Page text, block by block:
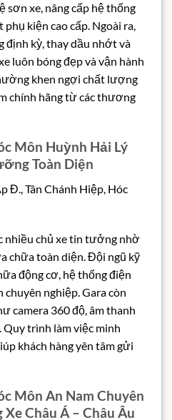
sơn xe, nâng cấp hệ thống
phụ kiện cao cấp. Ngoài ra,
định kỳ, thay dầu nhớt và
luôn bóng đẹp và vận hành
khen ngợi chất lượng
chính hãng từ các thương
Môn Huỳnh Hải Lý
Toàn Diện
Đ., Tân Chánh Hiệp, Hóc
nhiều chủ xe tin tưởng nhờ
chữa toàn diện. Đội ngũ kỹ
động cơ, hệ thống điện
chuyên nghiệp. Gara còn
camera 360 độ, âm thanh
Quy trình làm việc minh
khách hàng yên tâm gửi
Môn An Nam Chuyên
Châu Á – Châu Âu